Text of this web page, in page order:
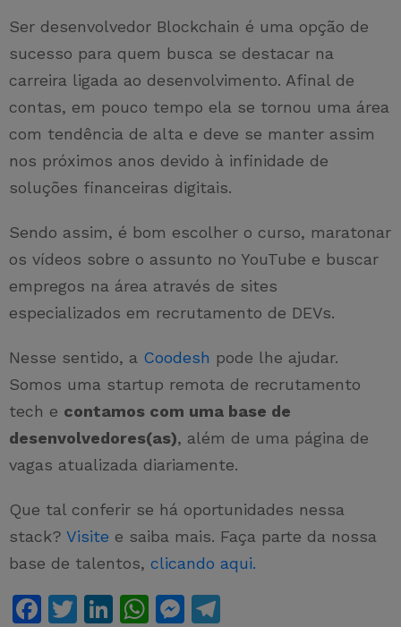
Ser desenvolvedor Blockchain é uma opção de
sucesso para quem busca se destacar na
carreira ligada ao desenvolvimento. Afinal de
contas, em pouco tempo ela se tornou uma área
com tendência de alta e deve se manter assim
nos próximos anos devido à infinidade de
soluções financeiras digitais.
Sendo assim, é bom escolher o curso, maratonar
os vídeos sobre o assunto no YouTube e buscar
empregos na área através de sites
especializados em recrutamento de DEVs.
Nesse sentido, a Coodesh pode lhe ajudar.
Somos uma startup remota de recrutamento
tech e contamos com uma base de
desenvolvedores(as), além de uma página de
vagas atualizada diariamente.
Que tal conferir se há oportunidades nessa
stack? Visite e saiba mais. Faça parte da nossa
base de talentos, clicando aqui.
F
T
Li W M